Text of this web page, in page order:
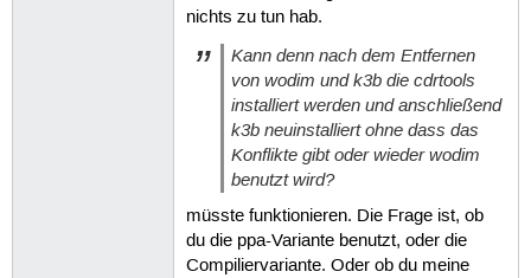
nichts zu tun hab.
Kann denn nach dem Entfernen
von wodim und k3b die cdrtools
installiert werden und anschließend
k3b neuinstalliert ohne dass das
Konflikte gibt oder wieder wodim
benutzt wird?
müsste funktionieren. Die Frage ist, ob
du die ppa-Variante benutzt, oder die
Compiliervariante. Oder ob du meine